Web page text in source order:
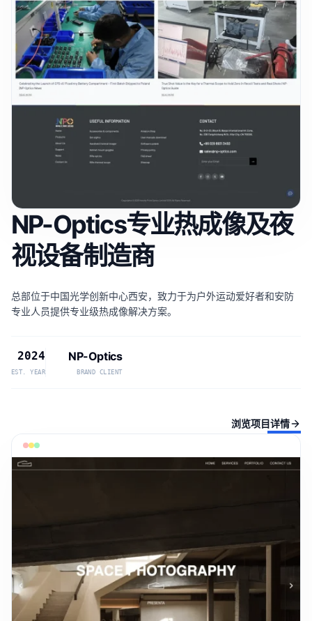
NP-Optics专业热成像及夜
视设备制造商
总部位于中国光学创新中心西安，致力于为户外运动爱好者和安防
专业人员提供专业级热成像解决方案。
2024
EST. YEAR
NP-Optics
BRAND CLIENT
浏览项目详情